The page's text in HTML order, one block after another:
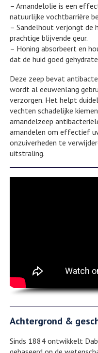
– Amandelolie is een
natuurlijke vochtbarrière
– Sandelhout verjongt de
prachtige blijvende geur.
– Honing absorbeert en
dat de huid goed
Deze zeep bevat
wordt al eeuwenlang
verzorgen. Het helpt
vechten schadelijke
amandelzeep
amandelen om effectief
onzuiverheden te
uitstraling.
Achtergrond &
Sinds 1884 ontwikkelt